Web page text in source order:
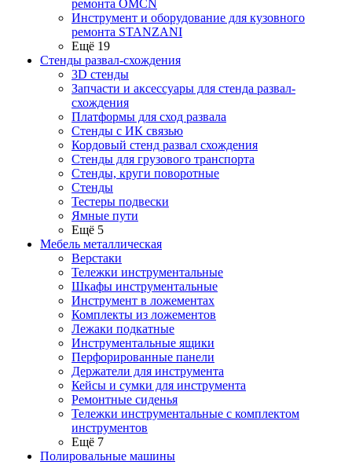
ремонта OMCN
Инструмент и оборудование для кузовного
ремонта STANZANI
Ещё 19
Стенды развал-схождения
3D стенды
Запчасти и аксессуары для стенда развал-
схождения
Платформы для сход развала
Стенды с ИК связью
Кордовый стенд развал схождения
Стенды для грузового транспорта
Стенды, круги поворотные
Стенды
Тестеры подвески
Ямные пути
Ещё 5
Мебель металлическая
Верстаки
Тележки инструментальные
Шкафы инструментальные
Инструмент в ложементах
Комплекты из ложементов
Лежаки подкатные
Инструментальные ящики
Перфорированные панели
Держатели для инструмента
Кейсы и сумки для инструмента
Ремонтные сиденья
Тележки инструментальные с комплектом
инструментов
Ещё 7
Полировальные машины